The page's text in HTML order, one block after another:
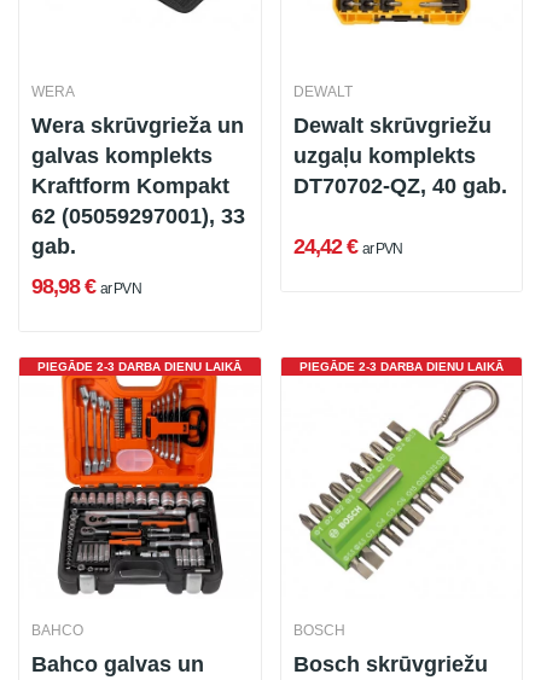
WERA
Wera skrūvgrieža un
galvas komplekts
Kraftform Kompakt
62 (05059297001), 33
gab.
98,98 € ar PVN
DEWALT
Dewalt skrūvgriežu
uzgaļu komplekts
DT70702-QZ, 40 gab.
24,42 € ar PVN
PIEGĀDE 2-3 DARBA DIENU LAIKĀ
BAHCO
Bahco galvas un
PIEGĀDE 2-3 DARBA DIENU LAIKĀ
BOSCH
Bosch skrūvgriežu